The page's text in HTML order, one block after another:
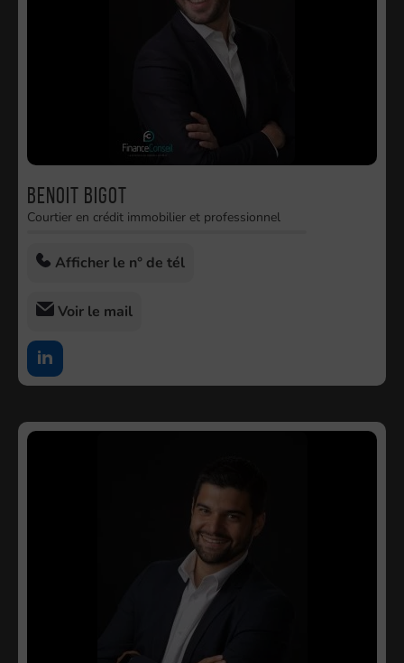
Benoit Bigot
Courtier en crédit immobilier et professionnel
Afficher le n° de tél
Voir le mail